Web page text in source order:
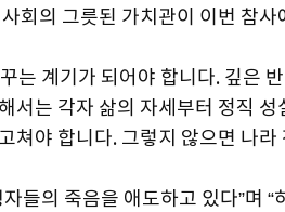
회의 그릇된 가치관이 이번 참사
는 계기가 되어야 합니다. 깊은
서는 각자 삶의 자세부터 정직 성
쳐야 합니다. 그렇지 않으면 나라
들의 죽음을 애도하고 있다”며 “